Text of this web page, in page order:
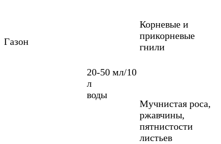
Газон
20-50 мл/10
л
воды
Корневые и
прикорневые
гнили
Мучнистая роса,
ржавчины,
пятнистости
листьев